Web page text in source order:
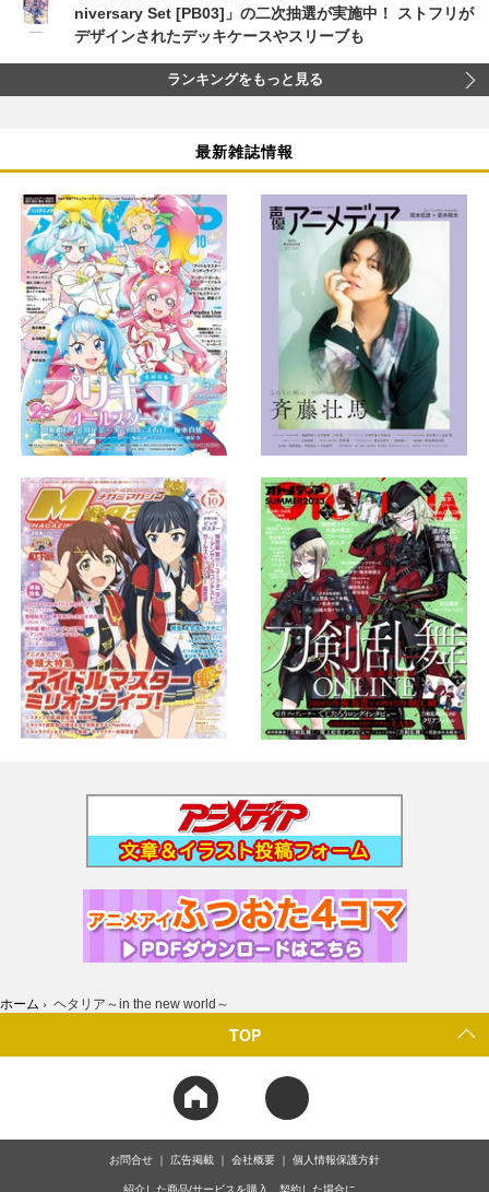
niversary Set [PB03]」の二次抽選が実施中！ ストフリが
デザインされたデッキケースやスリーブも
ランキングをもっと見る
最新雑誌情報
ホーム › ヘタリア～in the new world～
TOP
お問合せ 広告掲載 会社概要 個人情報保護方針
紹介した商品/サービスを購入、契約した場合に、